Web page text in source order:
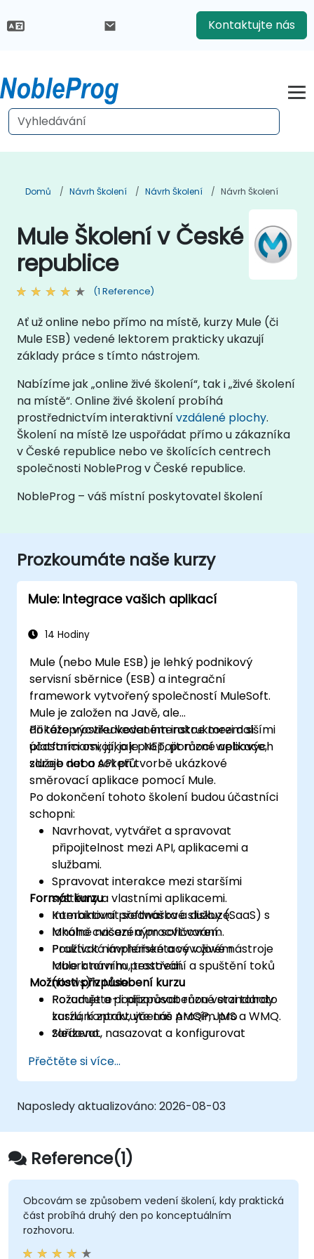
Kontaktujte nás
Domů Návrh Školení Návrh Školení Návrh Školení
Mule Školení v České
republice
(1 Reference)
Ať už online nebo přímo na místě, kurzy Mule (či
Mule ESB) vedené lektorem prakticky ukazují
základy práce s tímto nástrojem.
Nabízíme jak „online živé školení“, tak i „živé školení
na místě“. Online živé školení probíhá
prostřednictvím interaktivnívzdálené plochy.
Školení na místě lze uspořádat přímo u zákazníka
v České republice nebo ve školících centrech
společnosti NobleProg v České republice.
NobleProg – váš místní poskytovatel školení
Prozkoumáte naše kurzy
Mule: Integrace vašich aplikací
14 Hodiny
Mule (nebo Mule ESB) je lehký podnikový
servisní sběrnice (ESB) a integrační
framework vytvořený společností MuleSoft.
Mule je založen na Javě, ale
dokážeprostředkovat interakce mezi dalšími
platformami, jako je .NET, pomocí webových
služeb nebo soketů.
Při této výcviku vedeném instruktorem si
účastníci osvojí, jak propojit různé aplikace,
zdroje dat a API při tvorbě ukázkové
směrovací aplikace pomocí Mule.
Po dokončení tohoto školení budou účastníci
schopni:
Navrhovat, vytvářet a spravovat
připojitelnost mezi API, aplikacemi a
službami.
Spravovat interakce mezi staršími
systémy a vlastními aplikacemi.
Kombinovat softwarové služby (SaaS) s
lokálně nasazeným softwarem.
Používat návrhářské a vývojové nástroje
Mule k návrhu, testování a spuštění toků
(flows) v Mule.
Rozumět a podporovat různé standardy
zasílání zpráv, včetně AMQP, JMS a WMQ.
Sledovat, nasazovat a konfigurovat
(MMC).
Formát kurzu
Interaktivní přednáška a diskuze.
Mnoho cvičení a procvičování.
Praktická implementace v živém
laboratorním prostředí.
Možnosti přizpůsobení kurzu
Požadujete-li přizpůsobenou verzi tohoto
kurzu, kontaktujte nás prosím pro
zařízeno.
Přečtěte si více...
Naposledy aktualizováno: 2026-08-03
Reference(1)
Obcovám se způsobem vedení školení, kdy praktická
část probíhá druhý den po konceptuálním
rozhovoru.